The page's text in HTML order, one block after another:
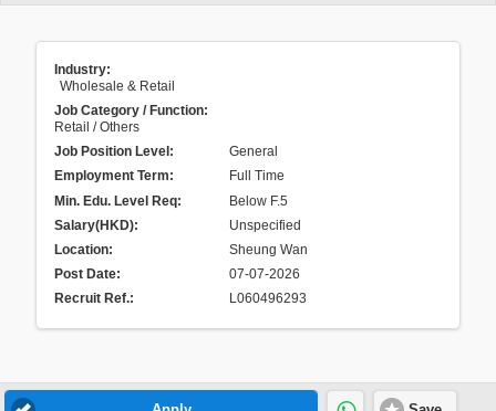
Industry:
Wholesale & Retail
Job Category / Function:
Retail / Others
Job Position Level:
General
Employment Term:
Full Time
Min. Edu. Level Req:
Below F.5
Salary(HKD):
Unspecified
Location:
Sheung Wan
Post Date:
07-07-2026
Recruit Ref.: L060496293